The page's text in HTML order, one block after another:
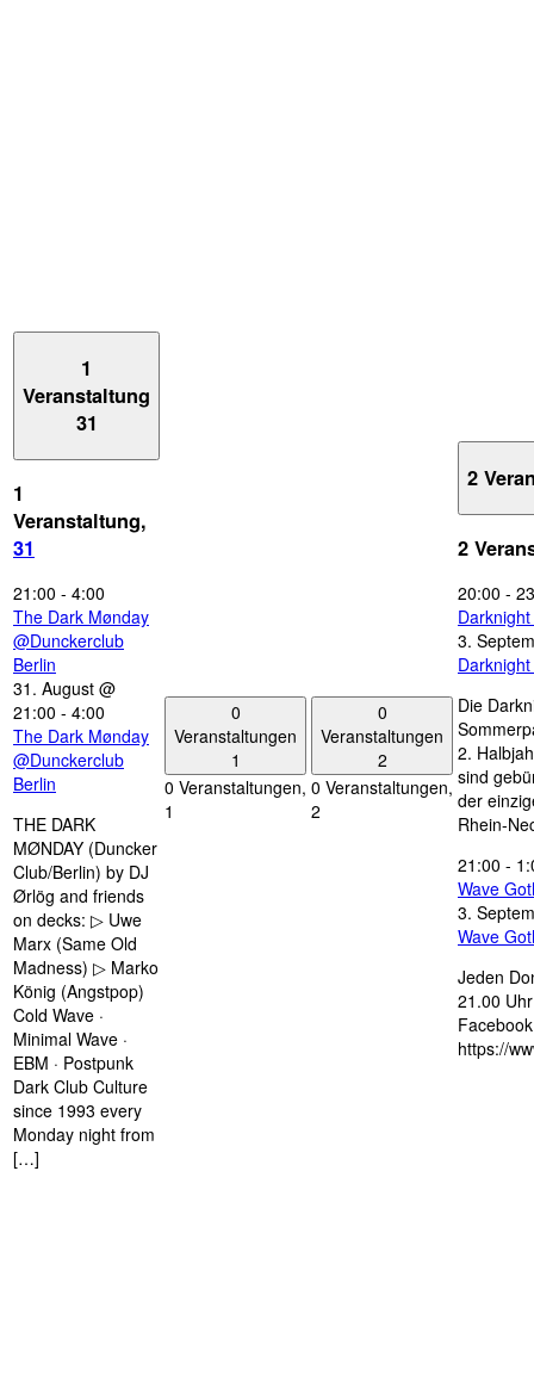
1
Veranstaltung
31
1
Veranstaltung,
31
21:00 - 4:00
The Dark Mønday
@Dunckerclub
Berlin
31. August @
21:00 - 4:00
The Dark Mønday
@Dunckerclub
Berlin
THE DARK
MØNDAY (Duncker
Club/Berlin) by DJ
Ørlög and friends
on decks: ▷ Uwe
Marx (Same Old
Madness) ▷ Marko
König (Angstpop)
Cold Wave ·
Minimal Wave ·
EBM · Postpunk
Dark Club Culture
since 1993 every
Monday night from
[…]
0
Veranstaltungen
1
0 Veranstaltungen,
1
0
Veranstaltungen
2
0 Veranstaltungen,
2
2
2
20:00 -
3.
Die
2.
sind
der
Rhein-
21:00 -
Wave
3.
Wave
Jeden
21.00
https://